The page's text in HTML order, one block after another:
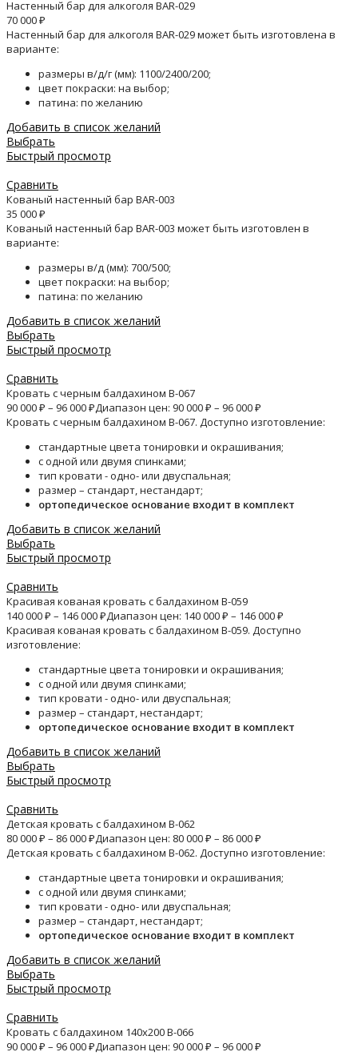
Настенный бар для алкоголя BAR-029
70 000₽
Настенный бар для алкоголя BAR-029 может быть изготовлена в
варианте:
размеры в/д/г (мм): 1100/2400/200;
цвет покраски: на выбор;
патина: по желанию
Добавить в список желаний
Выбрать
Быстрый просмотр
Сравнить
Кованый настенный бар BAR-003
35 000₽
Кованый настенный бар BAR-003 может быть изготовлен в
варианте:
размеры в/д (мм): 700/500;
цвет покраски: на выбор;
патина: по желанию
Добавить в список желаний
Выбрать
Быстрый просмотр
Сравнить
Кровать с черным балдахином B-067
90 000₽ – 96 000₽Диапазон цен: 90 000 ₽ – 96 000 ₽
Кровать с черным балдахином B-067. Доступно изготовление:
стандартные цвета тонировки и окрашивания;
с одной или двумя спинками;
тип кровати - одно- или двуспальная;
размер – стандарт, нестандарт;
ортопедическое основание входит в комплект
Добавить в список желаний
Выбрать
Быстрый просмотр
Сравнить
Красивая кованая кровать с балдахином B-059
140 000₽ – 146 000₽Диапазон цен: 140 000 ₽ – 146 000 ₽
Красивая кованая кровать с балдахином B-059. Доступно
изготовление:
стандартные цвета тонировки и окрашивания;
с одной или двумя спинками;
тип кровати - одно- или двуспальная;
размер – стандарт, нестандарт;
ортопедическое основание входит в комплект
Добавить в список желаний
Выбрать
Быстрый просмотр
Сравнить
Детская кровать с балдахином B-062
80 000₽ – 86 000₽Диапазон цен: 80 000 ₽ – 86 000 ₽
Детская кровать с балдахином B-062. Доступно изготовление:
стандартные цвета тонировки и окрашивания;
с одной или двумя спинками;
тип кровати - одно- или двуспальная;
размер – стандарт, нестандарт;
ортопедическое основание входит в комплект
Добавить в список желаний
Выбрать
Быстрый просмотр
Сравнить
Кровать с балдахином 140х200 B-066
90 000₽ – 96 000₽Диапазон цен: 90 000 ₽ – 96 000 ₽